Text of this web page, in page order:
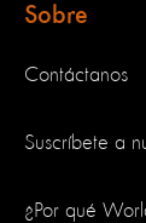
Sobre
Contáctanos
Suscríbete a
¿Por qué